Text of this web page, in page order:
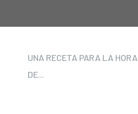
UNA RECETA PARA LA HORA
DE...